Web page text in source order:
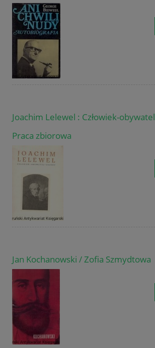
Joachim Lelewel : Człowiek-
Praca zbiorowa
Jan Kochanowski / Zofia Szmydtowa